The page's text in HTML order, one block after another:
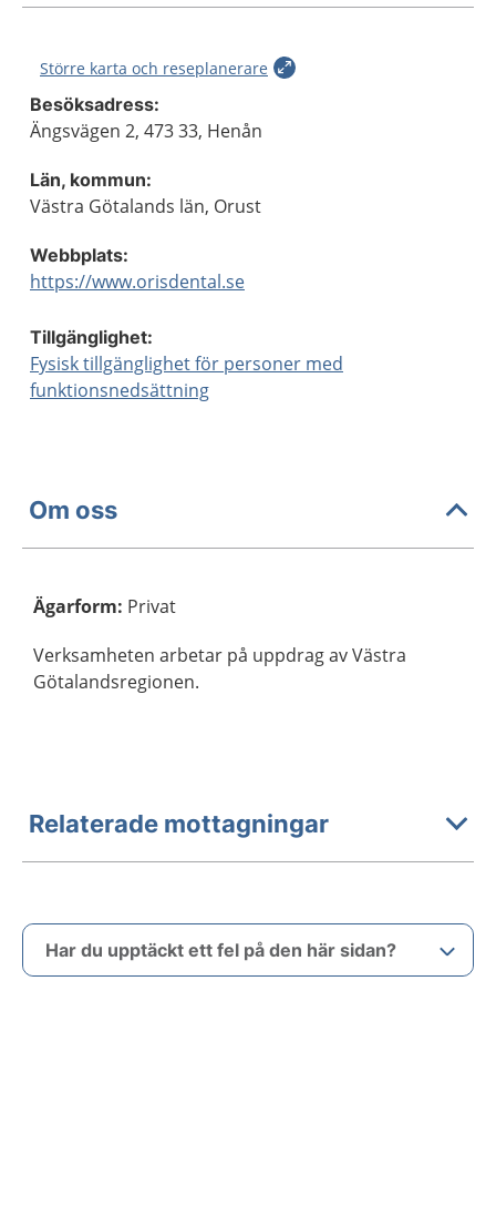
Större karta och reseplanerare
Besöksadress:
Ängsvägen 2, 473 33, Henån
Län, kommun:
Västra Götalands län, Orust
Webbplats:
https://www.orisdental.se
Tillgänglighet:
Fysisk tillgänglighet för personer med
funktionsnedsättning
Om oss
Ägarform: Privat
Verksamheten arbetar på uppdrag av Västra
Götalandsregionen.
Relaterade mottagningar
Har du upptäckt ett fel på den här sidan?